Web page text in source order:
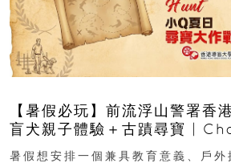
【暑假必玩】前流浮山警署香
盲犬親子體驗＋古蹟尋寶 |
組免費名額
暑假想安排一個兼具教育意義、戶外